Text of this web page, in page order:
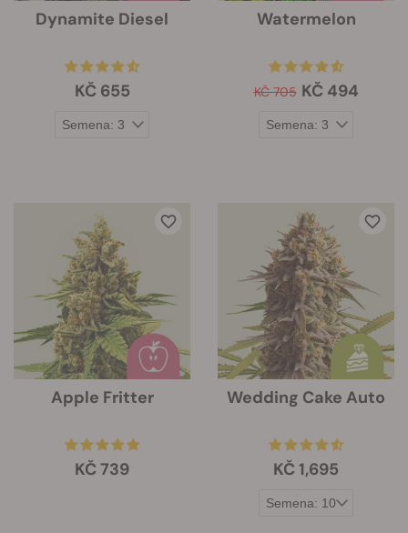
Dynamite Diesel
KČ 655
Watermelon
KČ 705 KČ 494
Apple Fritter
KČ 739
Wedding Cake Auto
KČ 1,695